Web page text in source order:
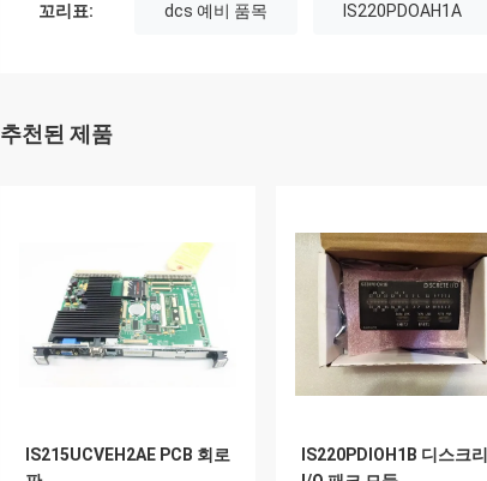
꼬리표: dcs 예비 품목 IS220PDOAH1A
추천된 제품
IS215UCVEH2AE PCB 회로
IS220PDIOH1B 디스크